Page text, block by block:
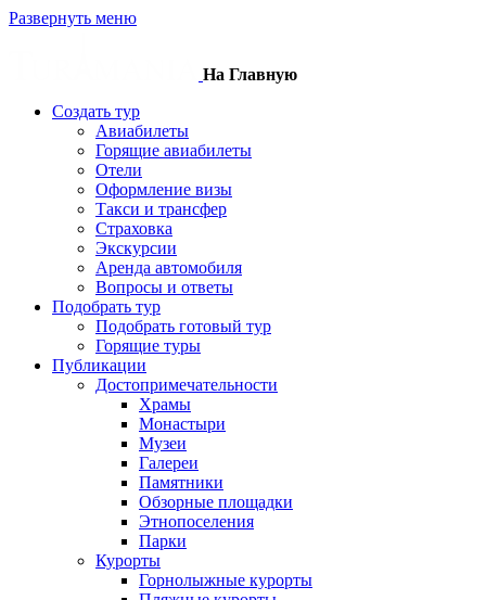
Развернуть меню
На Главную
Создать тур
Авиабилеты
Горящие авиабилеты
Отели
Оформление визы
Такси и трансфер
Страховка
Экскурсии
Аренда автомобиля
Вопросы и ответы
Подобрать тур
Подобрать готовый тур
Горящие туры
Публикации
Достопримечательности
Храмы
Монастыри
Музеи
Галереи
Памятники
Обзорные площадки
Этнопоселения
Парки
Курорты
Горнолыжные курорты